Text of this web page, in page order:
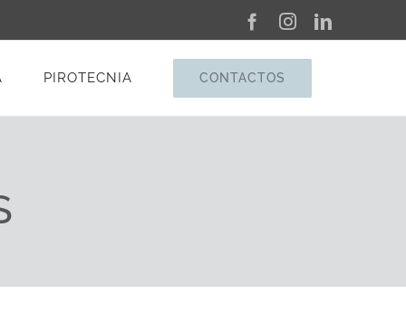
Facebook
InstagramLinkedIn
PIROTECNIA CONTACTOS